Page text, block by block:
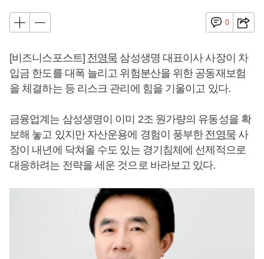
0
[비즈니스포스트] 전영묵 삼성생명 대표이사 사장이 차
입금 한도를 대폭 늘리고 위험분산을 위한 공동재보험
을 체결하는 등 리스크 관리에 힘을 기울이고 있다.
금융업계는 삼성생명이 이미 2조 원가량의 유동성을 확
보해 놓고 있지만 자산운용에 경험이 풍부한 전영묵사
장이 내년에 닥쳐올 수도 있는 경기침체에 선제적으로
대응하려는 전략을 세운 것으로 바라보고 있다.